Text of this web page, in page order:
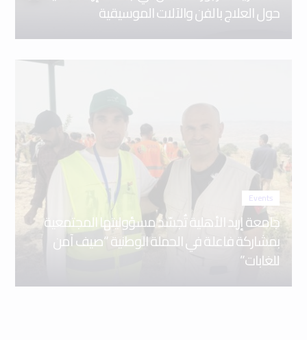
حول العلاج بالفن والآلات الموسيقية
Events
جامعة إربد الأهلية تُجسّد مسؤوليتها المجتمعية
بمشاركة فاعلة في الحملة الوطنية “صيف آمن
للغابات”